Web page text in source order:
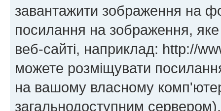
завантажити зображення на
посилання на зображення, яке
веб-сайті, наприклад: http://
можете розміщувати
на вашому власному
загальнодоступним